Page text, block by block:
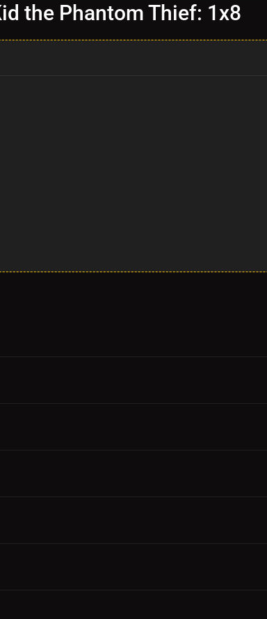
the Phantom Thief: 1x8